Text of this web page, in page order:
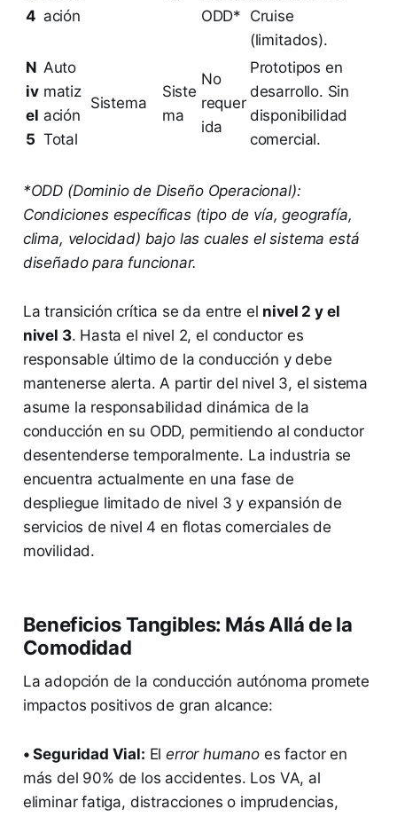
4 ación
ODD* Cruise
(limitados).
N
iv
el
5
Auto
matiz
ación
Total
Sistema
Siste
ma
No
requer
ida
Prototipos en
desarrollo. Sin
disponibilidad
comercial.
*ODD (Dominio de Diseño Operacional):
Condiciones específicas (tipo de vía, geografía,
clima, velocidad) bajo las cuales el sistema está
diseñado para funcionar.
La transición crítica se da entre el nivel 2 y el
nivel 3. Hasta el nivel 2, el conductor es
responsable último de la conducción y debe
mantenerse alerta. A partir del nivel 3, el sistema
asume la responsabilidad dinámica de la
conducción en su ODD, permitiendo al conductor
desentenderse temporalmente. La industria se
encuentra actualmente en una fase de
despliegue limitado de nivel 3 y expansión de
servicios de nivel 4 en flotas comerciales de
movilidad.
Beneficios Tangibles: Más Allá de la
Comodidad
La adopción de la conducción autónoma promete
impactos positivos de gran alcance:
• Seguridad Vial: Elerror humano es factor en
más del 90% de los accidentes. Los VA, al
eliminar fatiga, distracciones o imprudencias,